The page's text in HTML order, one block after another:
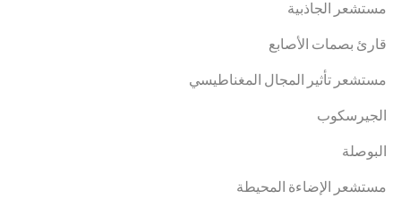
مستشعر الجاذبية
قارئ بصمات الأصابع
مستشعر تأثير المجال المغناطيسي
الجيرسكوب
البوصلة
مستشعر الإضاءة المحيطة